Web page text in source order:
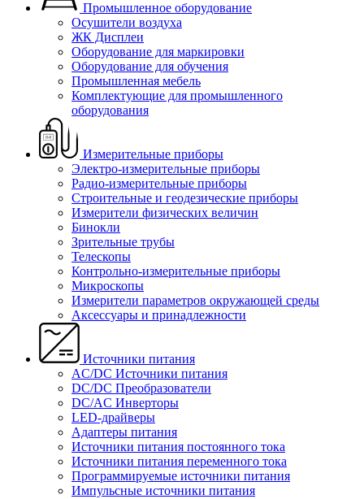
Промышленное оборудование
Осушители воздуха
ЖК Дисплеи
Оборудование для маркировки
Оборудование для обучения
Промышленная мебель
Комплектующие для промышленного
оборудования
Измерительные приборы
Электро-измерительные приборы
Радио-измерительные приборы
Строительные и геодезические приборы
Измерители физических величин
Бинокли
Зрительные трубы
Телескопы
Контрольно-измерительные приборы
Микроскопы
Измерители параметров окружающей среды
Аксессуары и принадлежности
Источники питания
AC/DC Источники питания
DC/DC Преобразователи
DC/AC Инверторы
LED-драйверы
Адаптеры питания
Источники питания постоянного тока
Источники питания переменного тока
Программируемые источники питания
Импульсные источники питания